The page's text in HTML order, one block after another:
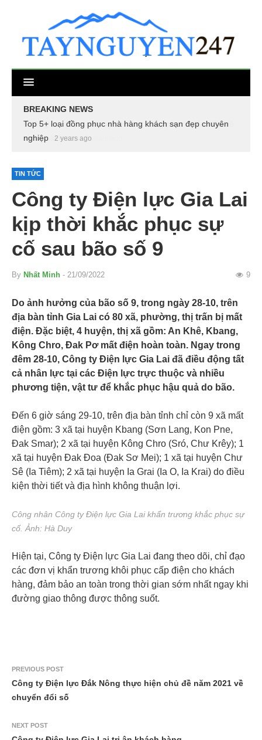
BREAKING NEWS
Top 5+ loại đồng phục nhà hàng khách sạn đẹp chuyên
nghiệp
2 years ago
TIN TỨC
Công ty Điện lực Gia Lai
kịp thời khắc phục sự
cố sau bão số 9
By Nhất Minh - 21/09/2022 9
Do ảnh hưởng của bão số 9, trong ngày 28-10, trên
địa bàn tỉnh Gia Lai có 80 xã, phường, thị trấn bị mất
điện. Đặc biệt, 4 huyện, thị xã gồm: An Khê, Kbang,
Kông Chro, Đak Pơ mất điện hoàn toàn. Ngay trong
đêm 28-10, Công ty Điện lực Gia Lai đã điều động tất
cả nhân lực tại các Điện lực trực thuộc và nhiều
phương tiện, vật tư để khắc phục hậu quả do bão.
Đến 6 giờ sáng 29-10, trên địa bàn tỉnh chỉ còn 9 xã mất
điện gồm: 3 xã tại huyện Kbang (Sơn Lang, Kon Pne,
Đak Smar); 2 xã tại huyện Kông Chro (Sró, Chư Krêy); 1
xã tại huyện Đak Đoa (Đak Sơ Mei); 1 xã tại huyện Chư
Sê (Ia Tiêm); 2 xã tại huyện Ia Grai (Ia O, Ia Krai) do điều
kiện thời tiết và địa hình không thuận lợi.
Công nhân Công ty Điện lực Gia Lai khẩn trương khắc phục sự
cố. Ảnh: Hà Duy
Hiện tại, Công ty Điện lực Gia Lai đang theo dõi, chỉ đạo
các đơn vị khẩn trương khôi phục cấp điện cho khách
hàng, đảm bảo an toàn trong thời gian sớm nhất ngay khi
đường giao thông được thông suốt.
PREVIOUS POST
Công ty Điện lực Đắk Nông thực hiện chủ đề năm 2021 về
chuyển đổi số
NEXT POST